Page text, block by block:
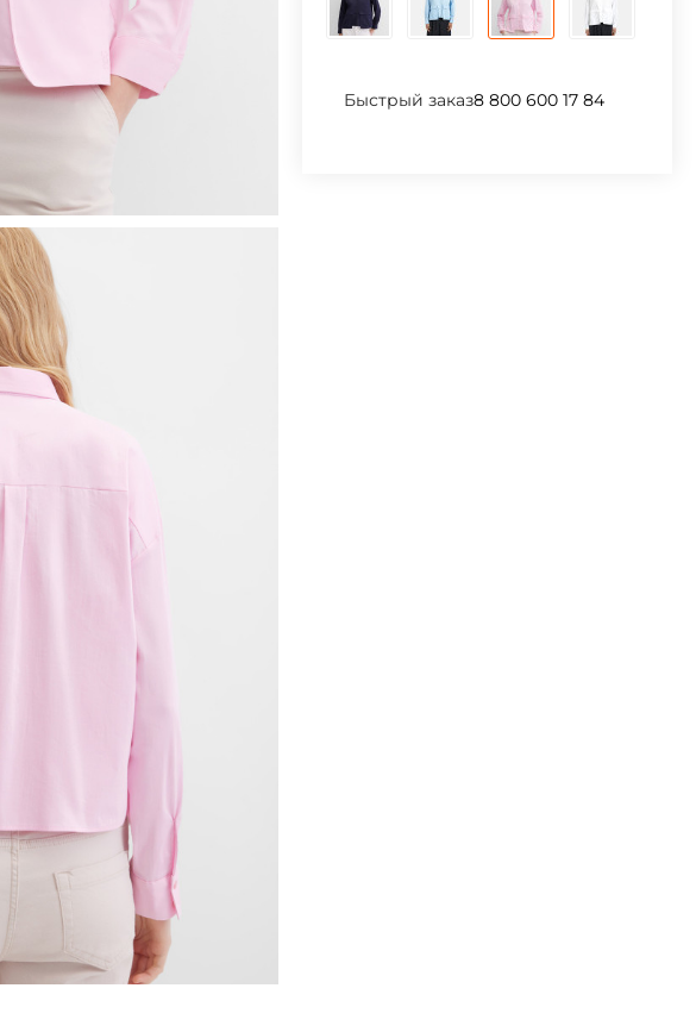
Быстрый заказ8 800 600 17 84